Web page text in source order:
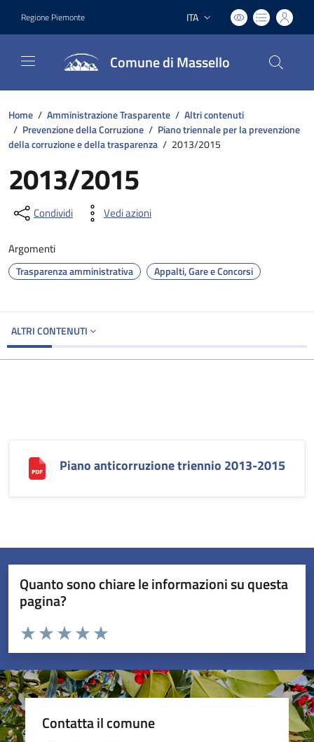
Regione Piemonte Lingua attiva:
ITA
Comune di Massello
Home / Amministrazione Trasparente / Altri contenuti
/ Prevenzione della Corruzione / Piano triennale per la prevenzione
della corruzione e della trasparenza / 2013/2015
2013/2015
Condividi Vedi azioni
Argomenti
Trasparenza amministrativa Appalti, Gare e Concorsi
ALTRI CONTENUTI
Piano anticorruzione triennio 2013-2015
Quanto sono chiare le informazioni su questa
pagina?
Valuta da 1 a 5 stelle la pagina
Valuta 5 stelle su 5
Valuta 4 stelle su 5
Valuta 3 stelle su 5
Valuta 2 stelle su 5
Valuta 1 stelle su 5
Contatta il comune